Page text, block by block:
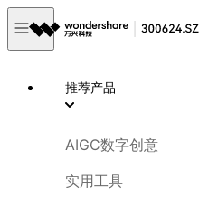
推荐产品
AIGC数字创意
实用工具